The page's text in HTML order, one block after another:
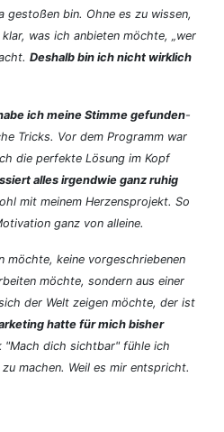
gestoßen bin. Ohne es zu wissen,
was ich anbieten möchte, „wer
Deshalb bin ich nicht wirklich
ich meine Stimme gefunden-
Tricks. Vor dem Programm war
die perfekte Lösung im Kopf
alles irgendwie ganz ruhig
mit meinem Herzensprojekt. So
ganz von alleine.
möchte, keine vorgeschriebenen
möchte, sondern aus einer
der Welt zeigen möchte, der ist
hatte für mich bisher
"Mach dich sichtbar" fühle ich
machen. Weil es mir entspricht.